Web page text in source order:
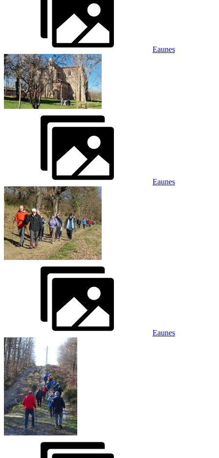
Eaunes
Eaunes
Eaunes